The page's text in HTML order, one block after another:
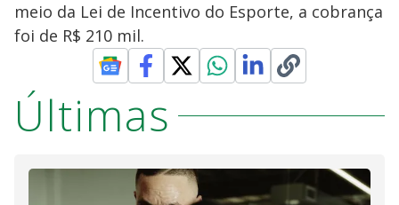
meio da Lei de Incentivo do Esporte, a cobrança
foi de R$ 210 mil.
Últimas